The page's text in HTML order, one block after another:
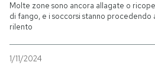
Molte zone sono ancora allagate o
di fango, e i soccorsi stanno procedendo
rilento
1/11/2024